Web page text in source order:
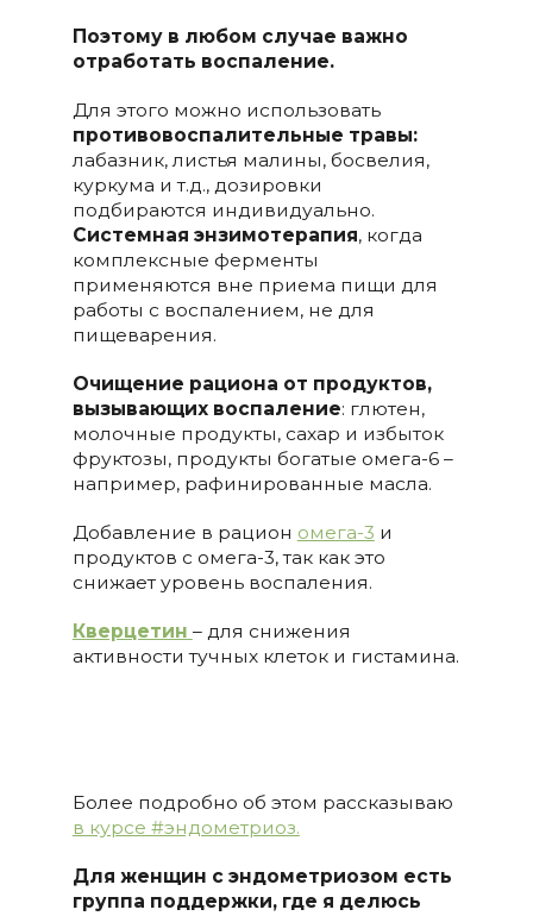
Поэтому в любом случае важно
отработать воспаление.
Для этого можно использовать
противовоспалительные травы:
лабазник, листья малины, босвелия,
куркума и т.д., дозировки
подбираются индивидуально.
Системная энзимотерапия, когда
комплексные ферменты
применяются вне приема пищи для
работы с воспалением, не для
пищеварения.
Очищение рациона от продуктов,
вызывающих воспаление: глютен,
молочные продукты, сахар и избыток
фруктозы, продукты богатые омега-6 –
например, рафинированные масла.
Добавление в рацион омега-3 и
продуктов с омега-3, так как это
снижает уровень воспаления.
Кверцетин – для снижения
активности тучных клеток и гистамина.
Более подробно об этом рассказываю
в курсе #эндометриоз.
Для женщин с эндометриозом есть
группа поддержки, где я делюсь